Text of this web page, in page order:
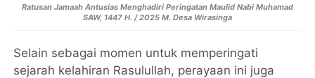
Ratusan Jamaah Antusias Menghadiri Peringatan Maulid Nabi Muhamad
SAW, 1447 H. / 2025 M. Desa Wirasinga
Selain sebagai momen untuk memperingati
sejarah kelahiran Rasulullah, perayaan ini juga